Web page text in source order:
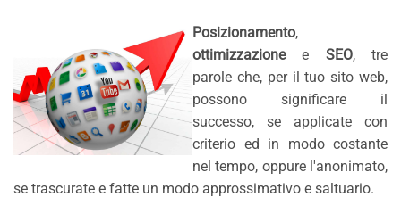
Posizionamento,
ottimizzazionee SEO, tre
parole che, per il tuo sito web,
possono significare il
successo, se applicate con
criterio ed in modo costante
nel tempo, oppure l'anonimato,
se trascurate e fatte un modo approssimativo e saltuario.